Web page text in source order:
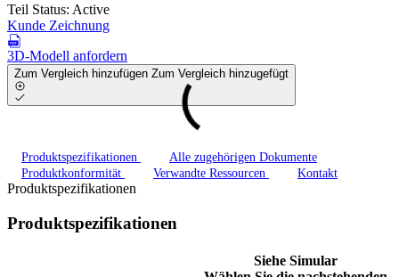
Teil Status: Active
Kunde Zeichnung
3D-Modell anfordern
Zum Vergleich hinzufügen Zum Vergleich hinzugefügt
Produktspezifikationen
Alle zugehörigen Dokumente
Produktkonformität
Verwandte Ressourcen Kontakt
Produktspezifikationen
Produktspezifikationen
Siehe Simular